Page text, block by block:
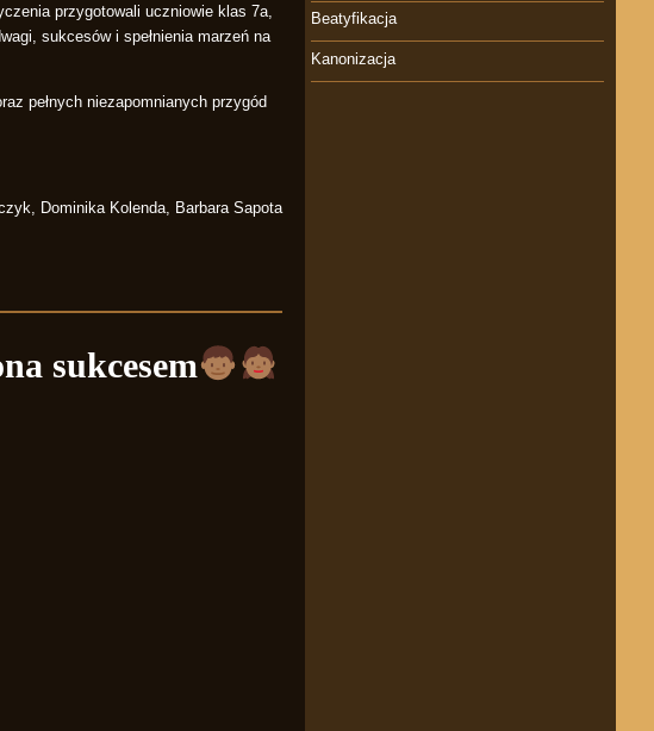
przygotowali uczniowie klas 7a,
sukcesów i spełnienia marzeń na
pełnych niezapomnianych przygód
Dominika Kolenda, Barbara Sapota
sukcesem
Beatyfikacja
Kanonizacja